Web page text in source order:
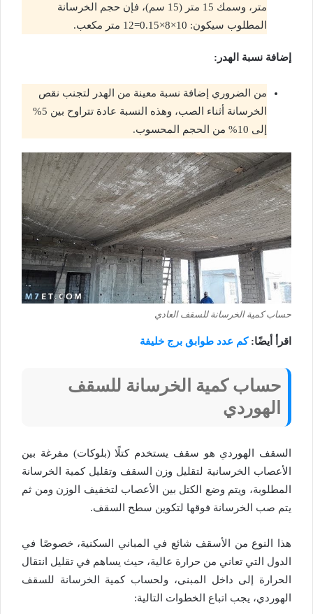
متر، وسمك 15 متر (15 سم)، فإن حجم الخرسانة
المطلوب سيكون: 10×8×0.15=12 متر مكعب.
إضافة نسبة الهدر:
من الضروري إضافة نسبة معينة من الهدر لتجنب نقص
الخرسانة أثناء الصب، وهذه النسبة عادة تتراوح بين 5%
إلى 10% من الحجم المحسوب.
حساب كمية الخرسانة للسقف العادي
اقرأ أيضًا:كم عدد طوابق برج خليفة
حساب كمية الخرسانة للسقف
الهوردي
السقف الهوردي هو سقف يستخدم كتلًا (بلوكات) مفرغة بين
الأعصاب الخرسانية لتقليل وزن السقف وتقليل كمية الخرسانة
المطلوبة، ويتم وضع الكتل بين الأعصاب لتخفيف الوزن ومن ثم
يتم صب الخرسانة فوقها لتكوين سطح السقف.
هذا النوع من الأسقف شائع في المباني السكنية، خصوصًا في
الدول التي تعاني من حرارة عالية، حيث يساهم في تقليل انتقال
الحرارة إلى داخل المبنى، ولحساب كمية الخرسانة للسقف
الهوردي، يجب اتباع الخطوات التالية: